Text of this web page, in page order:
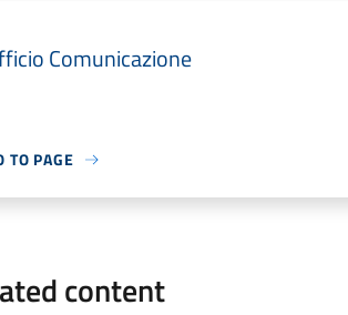
Comunicazione
TO PAGE
content